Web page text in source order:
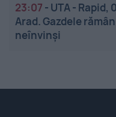
23:07 - UTA - Rapid,
Arad. Gazdele
neînvinși